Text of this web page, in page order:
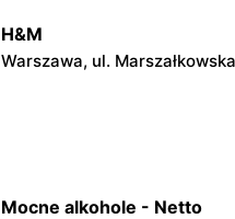
H&M
Warszawa, ul.
Mocne alkohole - Netto